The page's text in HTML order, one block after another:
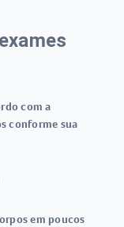
com a
conforme sua
em poucos